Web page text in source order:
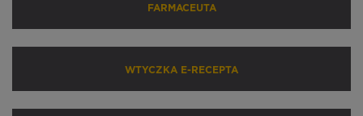
FARMACEUTA
WTYCZKA E-RECEPTA